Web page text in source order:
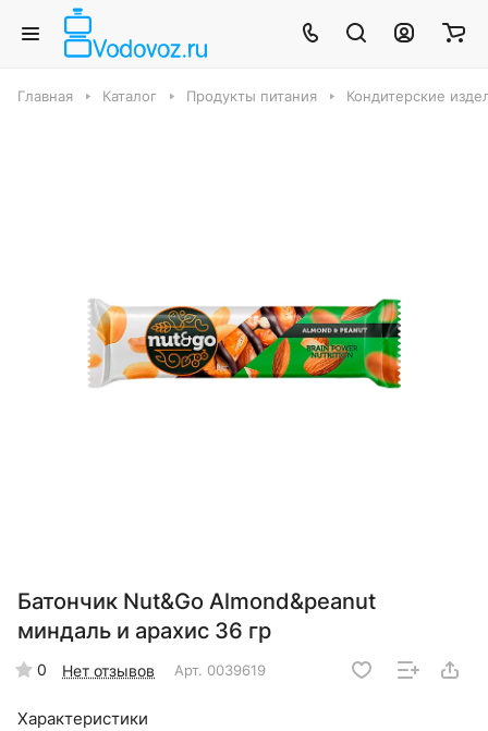
Главная Каталог Продукты питания Кондитерские
Батончик Nut&Go Almond&peanut
миндаль и арахис 36 гр
0 Нет отзывов Арт. 0039619
Характеристики